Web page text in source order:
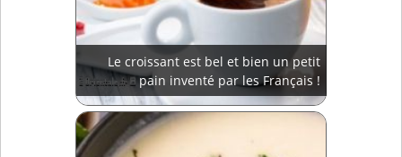
Le croissant est bel et bien un petit
pain inventé par les Français !